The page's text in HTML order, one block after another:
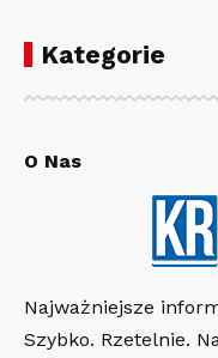
Kategorie
O Nas
Najważniejsze
Szybko. Rzetelnie.